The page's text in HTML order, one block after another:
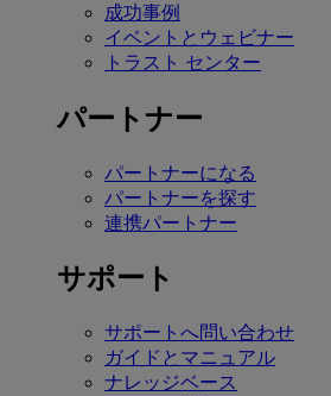
成功事例
イベントとウェビナー
トラスト センター
パートナー
パートナーになる
パートナーを探す
連携パートナー
サポート
サポートへ問い合わせ
ガイドとマニュアル
ナレッジベース